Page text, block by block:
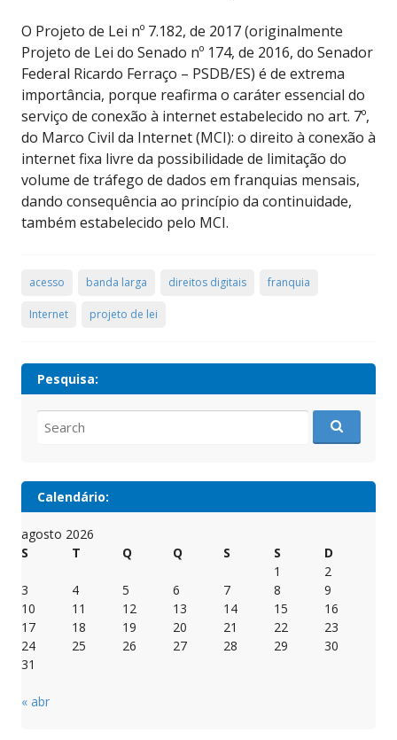
O Projeto de Lei nº 7.182, de 2017 (originalmente
Projeto de Lei do Senado nº 174, de 2016, do Senador
Federal Ricardo Ferraço – PSDB/ES) é de extrema
importância, porque reafirma o caráter essencial do
serviço de conexão à internet estabelecido no art. 7º,
do Marco Civil da Internet (MCI): o direito à conexão à
internet fixa livre da possibilidade de limitação do
volume de tráfego de dados em franquias mensais,
dando consequência ao princípio da continuidade,
também estabelecido pelo MCI.
acesso banda larga direitos digitais franquia
Internet projeto de lei
Pesquisa:
for:
Calendário:
agosto 2026
S
T Q Q S S
D
1
2
3
4 5 6 7 8
9
10
11 12 13 14 15
16
17
18 19 20 21 22
23
24
25 26 27 28 29
30
31
« abr